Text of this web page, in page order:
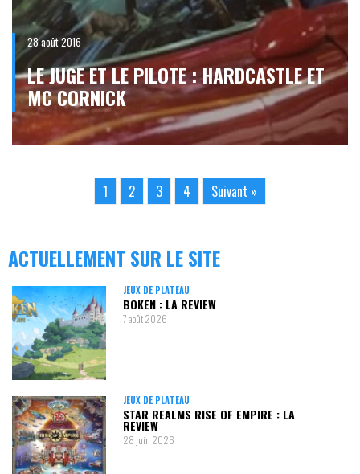
28 août 2016
LE JUGE ET LE PILOTE : HARDCASTLE ET
MC CORNICK
1 2 3 4 Suivant »
ACTUELLEMENT SUR LE SITE
JEUX DE PLATEAU
BOKEN : LA REVIEW
7 août 2026
JEUX DE PLATEAU
STAR REALMS RISE OF EMPIRE : LA
REVIEW
28 juin 2026